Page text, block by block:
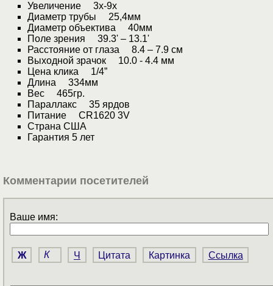
Увеличение 3х-9х
Диаметр трубы 25,4мм
Диаметр объектива 40мм
Поле зрения 39.3' – 13.1'
Расстояние от глаза 8.4 – 7.9 см
Выходной зрачок 10.0 - 4.4 мм
Цена клика 1/4”
Длина 334мм
Вес 465гр.
Параллакс 35 ярдов
Питание CR1620 3V
Страна США
Гарантия 5 лет
Комментарии посетителей
Ваше имя:
Ж К Ч Цитата Картинка Ссылка